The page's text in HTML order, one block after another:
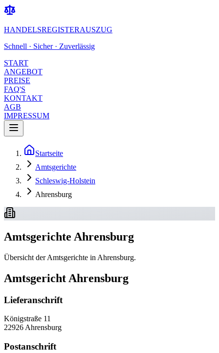
HANDELSREGISTERAUSZUG
Schnell · Sicher · Zuverlässig
START
ANGEBOT
PREISE
FAQ'S
KONTAKT
AGB
IMPRESSUM
Startseite
Amtsgerichte
Schleswig-Holstein
Ahrensburg
Amtsgerichte Ahrensburg
Übersicht der Amtsgerichte in Ahrensburg.
Amtsgericht Ahrensburg
Lieferanschrift
Königstraße 11
22926 Ahrensburg
Postanschrift